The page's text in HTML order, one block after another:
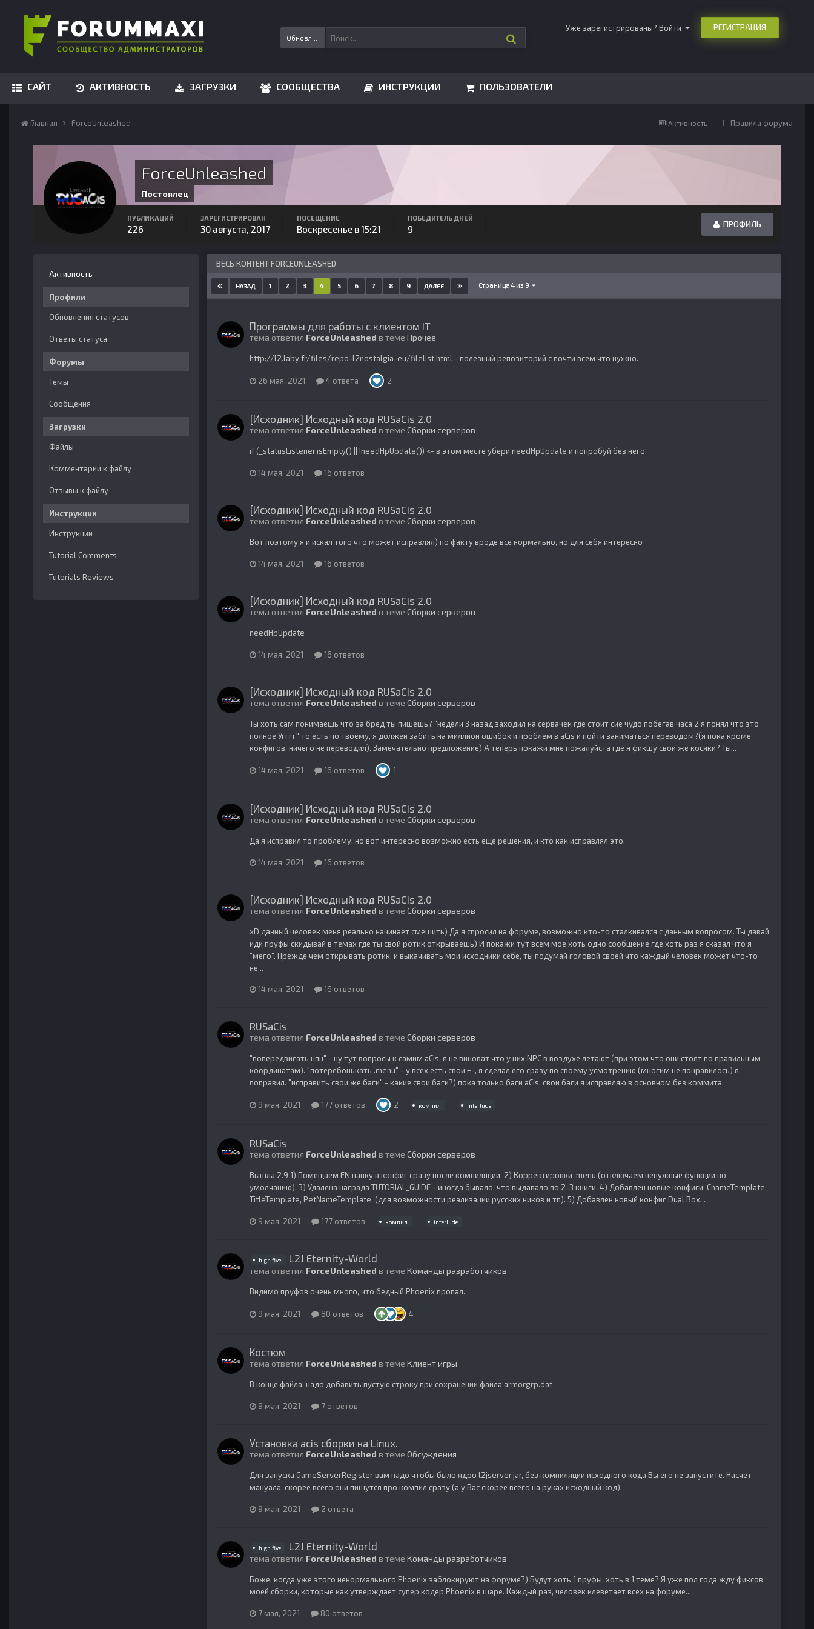
Уже зарегистрированы? Войти РЕГИСТРАЦИЯ
САЙТ АКТИВНОСТЬ ЗАГРУЗКИ СООБЩЕСТВА ИНСТРУКЦИИ ПОЛЬЗОВАТЕЛИ
Активность Правила форума
Главная ForceUnleashed
ForceUnleashed
Постоялец
ПРОФИЛЬ
ПУБЛИКАЦИЙ
226
ЗАРЕГИСТРИРОВАН
30 августа, 2017
ПОСЕЩЕНИЕ
Воскресенье в 15:21
ПОБЕДИТЕЛЬ ДНЕЙ
9
Активность
Профили
Обновления статусов
Ответы статуса
Форумы
Темы
Сообщения
Загрузки
Файлы
Комментарии к файлу
Отзывы к файлу
Инструкции
Инструкции
Tutorial Comments
Tutorials Reviews
ВЕСЬ КОНТЕНТ FORCEUNLEASHED
НАЗАД 1 2 3 4 5 6 7 8 9 ДАЛЕЕ Страница 4 из 9
Программы для работы с клиентом IT
тема ответил ForceUnleashed в теме Прочее
http://l2.laby.fr/files/repo-l2nostalgia-eu/filelist.html - полезный репозиторий с почти всем что нужно.
26 мая, 2021 4 ответа 2
[Исходник] Исходный код RUSaCis 2.0
тема ответил ForceUnleashed в теме Сборки серверов
if (_statusListener.isEmpty() || !needHpUpdate()) <- в этом месте убери needHpUpdate и попробуй без него.
14 мая, 2021 16 ответов
[Исходник] Исходный код RUSaCis 2.0
тема ответил ForceUnleashed в теме Сборки серверов
Вот поэтому я и искал того что может исправлял) по факту вроде все нормально, но для себя интересно
14 мая, 2021 16 ответов
[Исходник] Исходный код RUSaCis 2.0
тема ответил ForceUnleashed в теме Сборки серверов
needHpUpdate
14 мая, 2021 16 ответов
[Исходник] Исходный код RUSaCis 2.0
тема ответил ForceUnleashed в теме Сборки серверов
Ты хоть сам понимаешь что за бред ты пишешь? "недели 3 назад заходил на сервачек где стоит сие чудо побегав часа 2 я понял что это
полное Угггг" то есть по твоему, я должен забить на миллион ошибок и проблем в aCis и пойти заниматься переводом?(я пока кроме
конфигов, ничего не переводил). Замечательно предложение) А теперь покажи мне пожалуйста где я фикшу свои же косяки? Ты...
14 мая, 2021 16 ответов 1
[Исходник] Исходный код RUSaCis 2.0
тема ответил ForceUnleashed в теме Сборки серверов
Да я исправил то проблему, но вот интересно возможно есть еще решения, и кто как исправлял это.
14 мая, 2021 16 ответов
[Исходник] Исходный код RUSaCis 2.0
тема ответил ForceUnleashed в теме Сборки серверов
xD данный человек меня реально начинает смешить) Да я спросил на форуме, возможно кто-то сталкивался с данным вопросом. Ты давай
иди пруфы скидывай в темах где ты свой ротик открываешь) И покажи тут всем мое хоть одно сообщение где хоть раз я сказал что я
"мего". Прежде чем открывать ротик, и выкачивать мои исходники себе, ты подумай головой своей что каждый человек может что-то
не...
14 мая, 2021 16 ответов
RUSaCis
тема ответил ForceUnleashed в теме Сборки серверов
"попередвигать нпц" - ну тут вопросы к самим aCis, я не виноват что у них NPC в воздухе летают (при этом что они стоят по правильным
координатам). "потеребонькать .menu" - у всех есть свои +-, я сделал его сразу по своему усмотрению (многим не понравилось) я
поправил. "исправить свои же баги" - какие свои баги?) пока только баги aCis, свои баги я исправляю в основном без коммита.
9 мая, 2021 177 ответов 2 компил interlude
RUSaCis
тема ответил ForceUnleashed в теме Сборки серверов
Вышла 2.9 1) Помещаем EN папку в конфиг сразу после компиляции. 2) Корректировки .menu (отключаем ненужные функции по
умолчанию). 3) Удалена награда TUTORIAL_GUIDE - иногда бывало, что выдавало по 2-3 книги. 4) Добавлен новые конфиги: CnameTemplate,
TitleTemplate, PetNameTemplate. (для возможности реализации русских ников и тп). 5) Добавлен новый конфиг Dual Box...
9 мая, 2021 177 ответов компил interlude
high five L2J Eternity-World
тема ответил ForceUnleashed в теме Команды разработчиков
Видимо пруфов очень много, что бедный Phoenix пропал.
9 мая, 2021 80 ответов 4
Костюм
тема ответил ForceUnleashed в теме Клиент игры
В конце файла, надо добавить пустую строку при сохранении файла armorgrp.dat
9 мая, 2021 7 ответов
Установка acis сборки на Linux.
тема ответил ForceUnleashed в теме Обсуждения
Для запуска GameServerRegister вам надо чтобы было ядро l2jserver.jar, без компиляции исходного кода Вы его не запустите. Насчет
мануала, скорее всего они пишутся про компил сразу (а у Вас скорее всего на руках исходный код).
9 мая, 2021 2 ответа
high five L2J Eternity-World
тема ответил ForceUnleashed в теме Команды разработчиков
Боже, когда уже этого ненормального Phoenix заблокируют на форуме?) Будут хоть 1 пруфы, хоть в 1 теме? Я уже пол года жду фиксов
моей сборки, которые как утверждает супер кодер Phoenix в шаре. Каждый раз, человек клеветает всех на форуме...
7 мая, 2021 80 ответов